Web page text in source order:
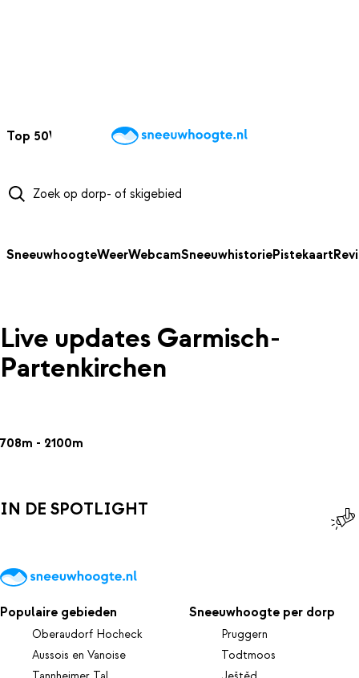
Top 50Webcams WintersportweerKaarten
SneeuwhoogteWeerWebcamSneeuwhistoriePistekaart
Live updates Garmisch-
Partenkirchen
708m - 2100m
IN DE SPOTLIGHT
Populaire gebieden
Oberaudorf Hocheck
Aussois en Vanoise
Sneeuwhoogte per dorp
Pruggern
Todtmoos